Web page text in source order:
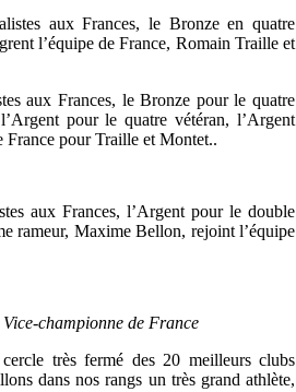
aux Frances, le Bronze en quatre
l’équipe de France, Romain Traille et
aux Frances, le Bronze pour le quatre
pour le quatre vétéran, l’Argent
France pour Traille et Montet..
aux Frances, l’Argent pour le double
rameur, Maxime Bellon, rejoint l’équipe
championne de France
très fermé des 20 meilleurs clubs
dans nos rangs un très grand athlète,